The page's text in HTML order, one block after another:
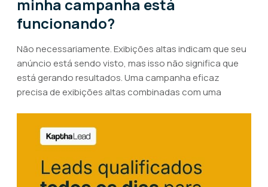
minha campanha está
funcionando?
Não necessariamente. Exibições altas indicam que seu
anúncio está sendo visto, mas isso não significa que
está gerando resultados. Uma campanha eficaz
precisa de exibições altas combinadas com uma